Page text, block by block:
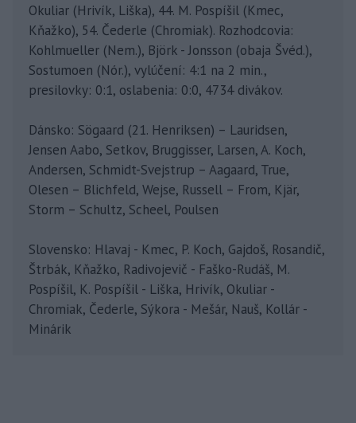
Okuliar (Hrivík, Liška), 44. M. Pospíšil (Kmec,
Kňažko), 54. Čederle (Chromiak). Rozhodcovia:
Kohlmueller (Nem.), Björk - Jonsson (obaja Švéd.),
Sostumoen (Nór.), vylúčení: 4:1 na 2 min.,
presilovky: 0:1, oslabenia: 0:0, 4734 divákov.
Dánsko: Sögaard (21. Henriksen) – Lauridsen,
Jensen Aabo, Setkov, Bruggisser, Larsen, A. Koch,
Andersen, Schmidt-Svejstrup – Aagaard, True,
Olesen – Blichfeld, Wejse, Russell – From, Kjär,
Storm – Schultz, Scheel, Poulsen
Slovensko: Hlavaj - Kmec, P. Koch, Gajdoš, Rosandič,
Štrbák, Kňažko, Radivojevič - Faško-Rudáš, M.
Pospíšil, K. Pospíšil - Liška, Hrivík, Okuliar -
Chromiak, Čederle, Sýkora - Mešár, Nauš, Kollár -
Minárik